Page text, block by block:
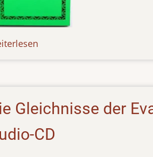
Gleichnisse der
CD